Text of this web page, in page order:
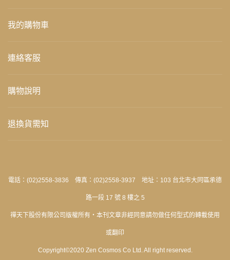
我的購物車
連絡客服
購物說明
退換貨需知
電話：(02)2558-3836 傳真：(02)2558-3937 地址：103 台北市大同區承德
路一段 17 號 8 樓之 5
禪天下股份有限公司版權所有‧本刊文章非經同意請勿做任何型式的轉載使用
或翻印
Copyright©2020 Zen Cosmos Co Ltd. All right reserved.